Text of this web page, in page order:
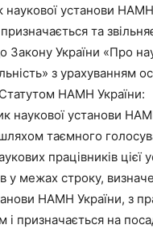
наукової установи
та
Закону України «Про
з урахуванням
НАМН України:
наукової установи
таємного
працівників цієї
у межах строку,
НАМН України, з
і призначається на